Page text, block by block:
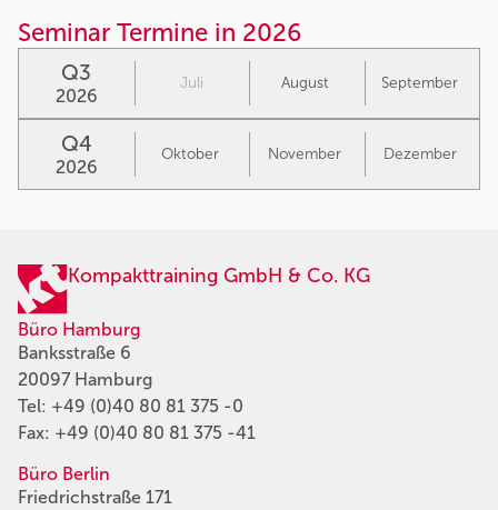
Seminar Termine in 2026
Q3
2026
Juli August September
Q4
2026
Oktober November Dezember
Kompakttraining GmbH & Co. KG
Büro Hamburg
Banksstraße 6
20097 Hamburg
Tel: +49 (0)40 80 81 375 -0
Fax: +49 (0)40 80 81 375 -41
Büro Berlin
Friedrichstraße 171